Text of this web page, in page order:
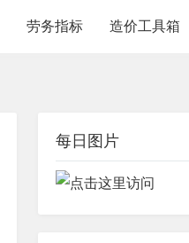
劳务指标 造价工具箱
每日图片